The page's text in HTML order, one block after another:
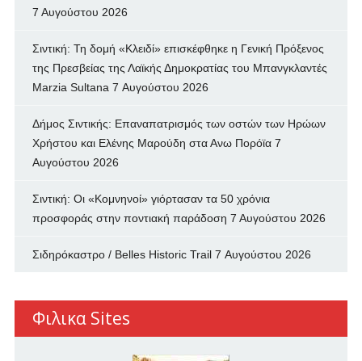
7 Αυγούστου 2026
Σιντική: Τη δομή «Κλειδί» επισκέφθηκε η Γενική Πρόξενος
της Πρεσβείας της Λαϊκής Δημοκρατίας του Μπανγκλαντές
Marzia Sultana 7 Αυγούστου 2026
Δήμος Σιντικής: Επαναπατρισμός των oστών των Ηρώων
Χρήστου και Ελένης Μαρούδη στα Ανω Πορόϊα 7
Αυγούστου 2026
Σιντική: Οι «Κομνηνοί» γιόρτασαν τα 50 χρόνια
προσφοράς στην ποντιακή παράδοση 7 Αυγούστου 2026
Σιδηρόκαστρο / Belles Historic Trail 7 Αυγούστου 2026
Φιλικα Sites